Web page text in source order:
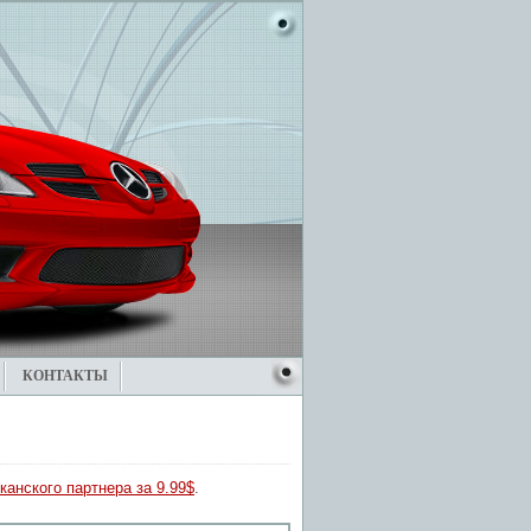
КОНТАКТЫ
партнера за 9.99$.